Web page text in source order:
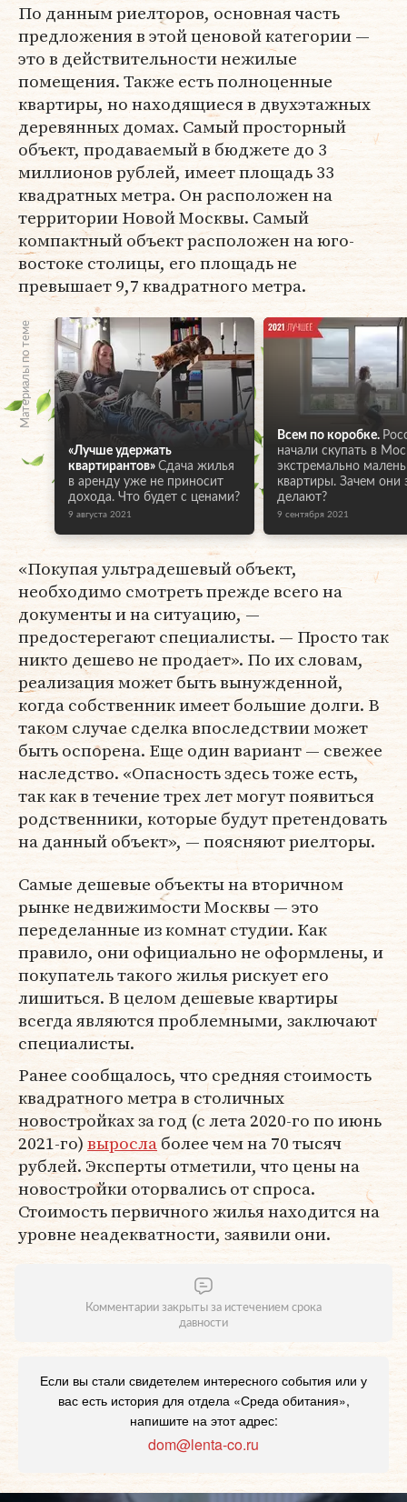
По данным риелторов, основная часть
предложения в этой ценовой категории —
это в действительности нежилые
помещения. Также есть полноценные
квартиры, но находящиеся в двухэтажных
деревянных домах. Самый просторный
объект, продаваемый в бюджете до 3
миллионов рублей, имеет площадь 33
квадратных метра. Он расположен на
территории Новой Москвы. Самый
компактный объект расположен на юго-
востоке столицы, его площадь не
превышает 9,7 квадратного метра.
Материалы по теме
«Лучше удержать
квартирантов» Сдача жилья
в аренду уже не приносит
дохода. Что будет с ценами?
9 августа 2021
Всем по коробке.
начали скупать в
экстремально
квартиры. Зачем они
делают?
9 сентября 2021
«Покупая ультрадешевый объект,
необходимо смотреть прежде всего на
документы и на ситуацию, —
предостерегают специалисты. — Просто так
никто дешево не продает». По их словам,
реализация может быть вынужденной,
когда собственник имеет большие долги. В
таком случае сделка впоследствии может
быть оспорена. Еще один вариант — свежее
наследство. «Опасность здесь тоже есть,
так как в течение трех лет могут появиться
родственники, которые будут претендовать
на данный объект», — поясняют риелторы.
Самые дешевые объекты на вторичном
рынке недвижимости Москвы — это
переделанные из комнат студии. Как
правило, они официально не оформлены, и
покупатель такого жилья рискует его
лишиться. В целом дешевые квартиры
всегда являются проблемными, заключают
специалисты.
Ранее сообщалось, что средняя стоимость
квадратного метра в столичных
новостройках за год (с лета 2020-го по июнь
2021-го)вырослаболее чем на 70 тысяч
рублей. Эксперты отметили, что цены на
новостройки оторвались от спроса.
Стоимость первичного жилья находится на
уровне неадекватности, заявили они.
Комментарии закрыты за истечением срока
давности
Если вы стали свидетелем интересного события или у
вас есть история для отдела «Среда обитания»,
напишите на этот адрес:
dom@lenta-co.ru